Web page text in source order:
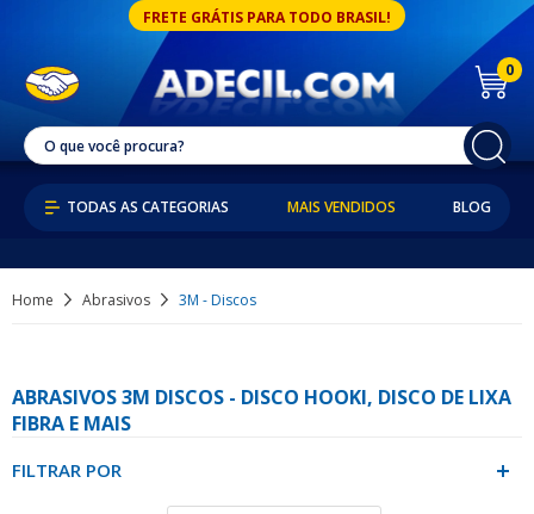
FRETE GRÁTIS PARA TODO BRASIL!
0
MAIS VENDIDOS BLOG
Home Abrasivos 3M - Discos
ABRASIVOS 3M DISCOS - DISCO HOOKI, DISCO DE LIXA
FIBRA E MAIS
FILTRAR POR